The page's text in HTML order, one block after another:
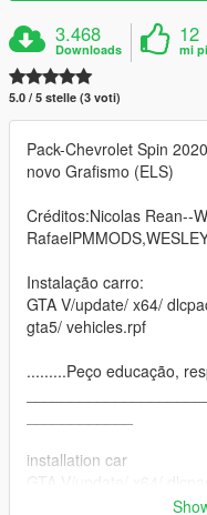
3.468
Downloads
12
mi
5.0 / 5 stelle (3 voti)
Pack-Chevrolet Spin
novo Grafismo (ELS)
Créditos:Nicolas Rean--
Instalação carro:
GTA V/update/ x64/
gta5/ vehicles.rpf
.........Peço educação,
installation car